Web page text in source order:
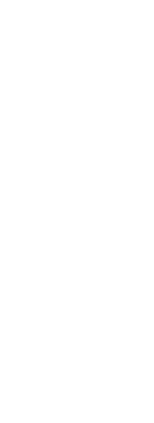
mismo hay para
mercado. Así
vivienda
Trabajar por
manera ágil
puede ser que
que se planifica
30 años e
que esos
porque tenemos
El INE nos está
hogares más
vamos a ir